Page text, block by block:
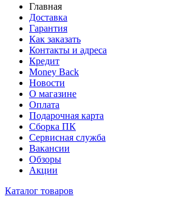
Главная
Доставка
Гарантия
Как заказать
Контакты и адреса
Кредит
Money Back
Новости
О магазине
Оплата
Подарочная карта
Сборка ПК
Сервисная служба
Вакансии
Обзоры
Акции
Каталог товаров